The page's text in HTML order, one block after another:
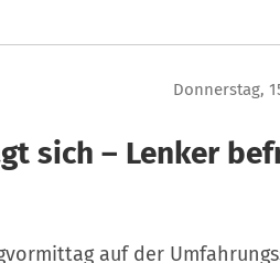
Donnerstag,
sich – Lenker
auf der